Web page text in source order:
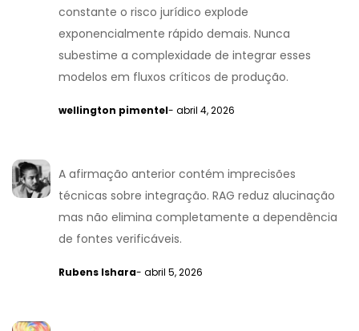
constante o risco jurídico explode
exponencialmente rápido demais. Nunca
subestime a complexidade de integrar esses
modelos em fluxos críticos de produção.
wellington pimentel- abril 4, 2026
A afirmação anterior contém imprecisões
técnicas sobre integração. RAG reduz alucinação
mas não elimina completamente a dependência
de fontes verificáveis.
Rubens Ishara- abril 5, 2026